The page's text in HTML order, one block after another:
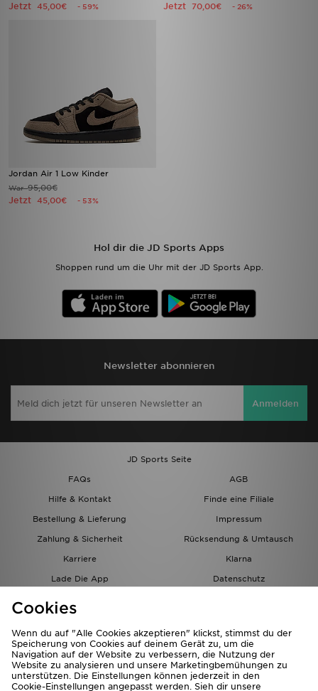
Jetzt 45,00€ - 59% Jetzt 70,00€ - 26%
Jordan Air 1 Low Kinder
War95,00€
Jetzt 45,00€ - 53%
Hol dir die JD Sports Apps
Shoppen rund um die Uhr mit der JD Sports App.
Newsletter abonnieren
Anmelden
JD Sports Seite
FAQs
AGB
Hilfe & Kontakt
Finde eine Filiale
Bestellung & Lieferung
Impressum
Zahlung & Sicherheit
Rücksendung & Umtausch
Karriere
Klarna
Lade Die App
Datenschutz
Cookies
Wenn du auf "Alle Cookies akzeptieren" klickst, stimmst du der
Speicherung von Cookies auf deinem Gerät zu, um die
Navigation auf der Website zu verbessern, die Nutzung der
Website zu analysieren und unsere Marketingbemühungen zu
unterstützen. Die Einstellungen können jederzeit in den
Cookie-Einstellungen angepasst werden. Sieh dir unsere